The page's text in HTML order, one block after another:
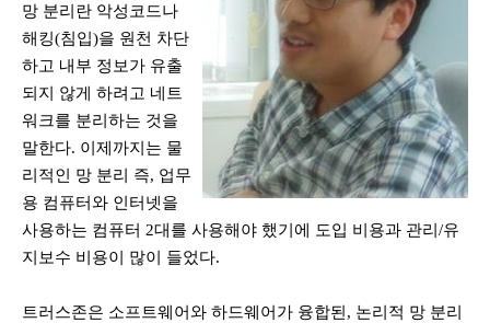
망 분리란 악성코드나
해킹(침입)을 원천 차단
하고 내부 정보가 유출
되지 않게 하려고 네트
워크를 분리하는 것을
말한다. 이제까지는 물
리적인 망 분리 즉, 업무
용 컴퓨터와 인터넷을
사용하는 컴퓨터 2대를 사용해야 했기에 도입 비용과 관리/유
지보수 비용이 많이 들었다.
트러스존은 소프트웨어와 하드웨어가 융합된, 논리적 망 분리